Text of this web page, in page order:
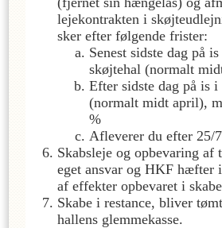
lejekontrakten i
sker efter følgende frister:
Senest sidste dag på
skøjtehal (normalt
Efter sidste dag på is
(normalt midt april),
%
Afleverer du efter 25/
Skabsleje og opbevaring af
eget ansvar og HKF hæfter
af effekter opbevaret i
Skabe i restance, bliver
hallens glemmekasse.